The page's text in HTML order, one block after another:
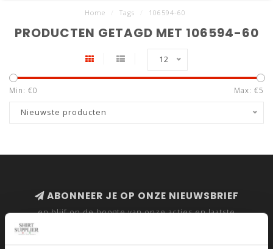
Home Tags 106594-60
PRODUCTEN GETAGD MET 106594-60
12
Min: €0 Max: €5
Nieuwste producten
ABONNEER JE OP ONZE NIEUWSBRIEF
en blijf op de hoogte van onze acties en laatste